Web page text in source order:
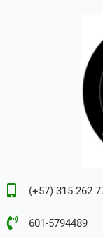
(+57) 315 262
601-5794489